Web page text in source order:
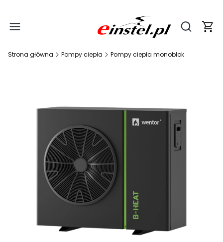
Otwórz
Strona główna Pompy ciepła Pompy ciepła monoblok